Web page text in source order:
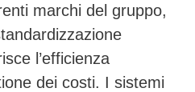
marchi del gruppo,
l’efficienza
dei costi. I sistemi